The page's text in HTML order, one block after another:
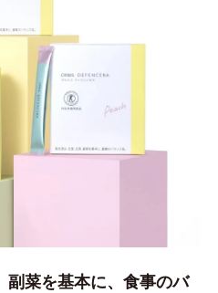
副菜を基本に、食事のバ